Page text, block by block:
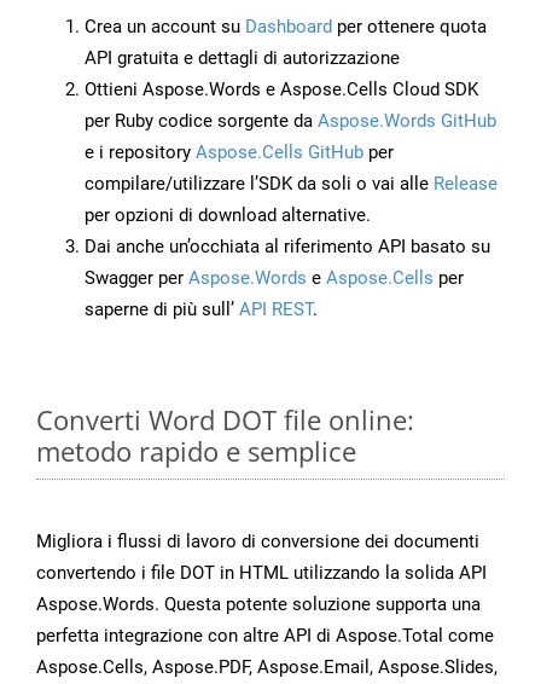
Crea un account su Dashboard per ottenere quota
API gratuita e dettagli di autorizzazione
Ottieni Aspose.Words e Aspose.Cells Cloud SDK
per Ruby codice sorgente da Aspose.Words GitHub
e i repository Aspose.Cells GitHub per
compilare/utilizzare l’SDK da soli o vai alle Release
per opzioni di download alternative.
Dai anche un’occhiata al riferimento API basato su
Swagger per Aspose.Words e Aspose.Cells per
saperne di più sull’ API REST.
Converti Word DOT file online:
metodo rapido e semplice
Migliora i flussi di lavoro di conversione dei documenti
convertendo i file DOT in HTML utilizzando la solida API
Aspose.Words. Questa potente soluzione supporta una
perfetta integrazione con altre API di Aspose.Total come
Aspose.Cells, Aspose.PDF, Aspose.Email, Aspose.Slides,